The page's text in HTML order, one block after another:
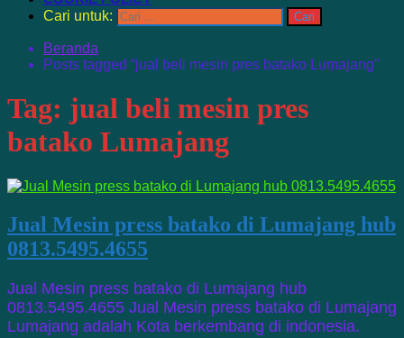
Cari untuk:
Beranda
Posts tagged “jual beli mesin pres batako Lumajang”
Tag: jual beli mesin pres
batako Lumajang
Jual Mesin press batako di Lumajang hub
0813.5495.4655
Jual Mesin press batako di Lumajang hub
0813.5495.4655 Jual Mesin press batako di Lumajang
Lumajang adalah Kota berkembang di indonesia.